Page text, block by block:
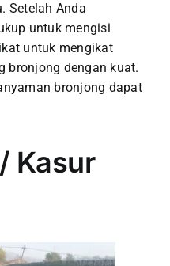
Setelah Anda
untuk mengisi
untuk mengikat
bronjong dengan kuat.
bronjong dapat
Kasur